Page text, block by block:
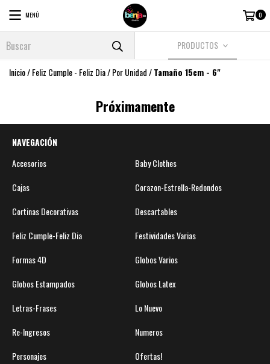
MENÚ 0
PRODUCTOS
Inicio/Feliz Cumple - Feliz Dia/Por Unidad/Tamaño 15cm - 6"
Próximamente
NAVEGACIÓN
Accesorios
Baby Clothes
Cajas
Corazon-Estrella-Redondos
Cortinas Decorativas
Descartables
Feliz Cumple-Feliz Dia
Festividades Varias
Formas 4D
Globos Varios
Globos Estampados
Globos Latex
Letras-Frases
Lo Nuevo
Re-Ingresos
Numeros
Personajes
Ofertas!